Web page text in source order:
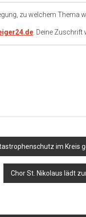
zu welchem Thema
. Deine Zuschrift
im Kreis
Chor St. Nikolaus lädt